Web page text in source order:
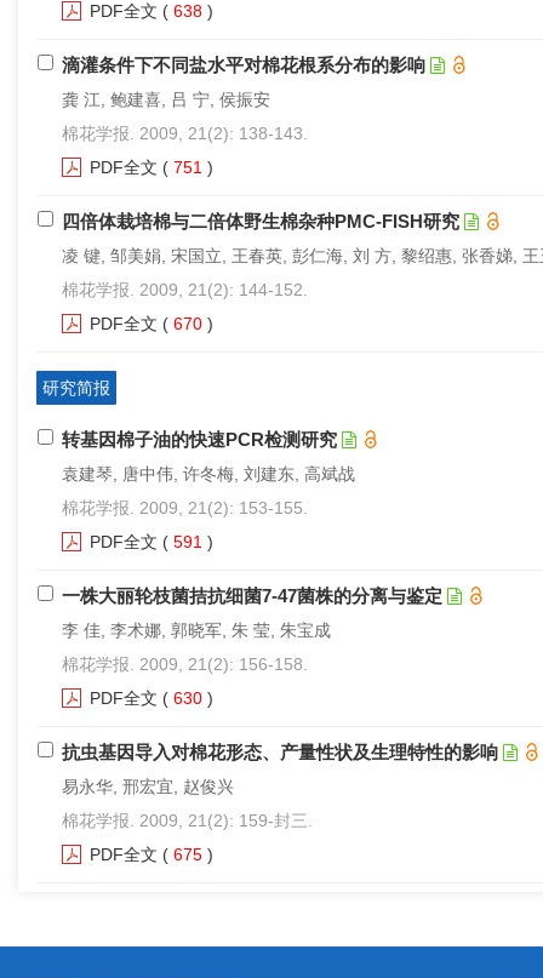
PDF全文 ( 638 )
滴灌条件下不同盐水平对棉花根系分布的影响
龚 江, 鲍建喜, 吕 宁, 侯振安
棉花学报. 2009, 21(2): 138-143.
PDF全文 ( 751 )
四倍体栽培棉与二倍体野生棉杂种PMC-FISH研究
凌 键, 邹美娟, 宋国立, 王春英, 彭仁海, 刘 方, 黎绍惠, 张香娣,
棉花学报. 2009, 21(2): 144-152.
PDF全文 ( 670 )
研究简报
转基因棉子油的快速PCR检测研究
袁建琴, 唐中伟, 许冬梅, 刘建东, 高斌战
棉花学报. 2009, 21(2): 153-155.
PDF全文 ( 591 )
一株大丽轮枝菌拮抗细菌7-47菌株的分离与鉴定
李 佳, 李术娜, 郭晓军, 朱 莹, 朱宝成
棉花学报. 2009, 21(2): 156-158.
PDF全文 ( 630 )
抗虫基因导入对棉花形态、产量性状及生理特性的影响
易永华, 邢宏宜, 赵俊兴
棉花学报. 2009, 21(2): 159-封三.
PDF全文 ( 675 )